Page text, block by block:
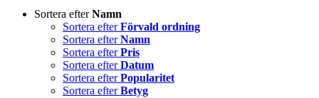
Sortera efterNamn
Sortera efterFörvald ordning
Sortera efterNamn
Sortera efterPris
Sortera efterDatum
Sortera efterPopularitet
Sortera efterBetyg